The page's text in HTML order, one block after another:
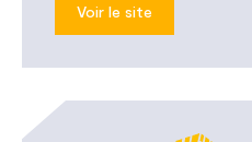
Voir le site